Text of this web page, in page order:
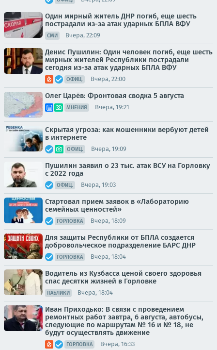
Один мирный житель ДНР погиб, еще шесть
пострадали из-за атак ударных БПЛА ВФУ
СМИ Вчера, 22:09
Денис Пушилин: Один человек погиб, еще шесть
мирных жителей Республики пострадали
сегодня из-за атак ударных БПЛА ВФУ
ОФИЦ. Вчера, 22:00
Олег Царёв: Фронтовая сводка 5 августа
МНЕНИЯ Вчера, 19:21
Скрытая угроза: как мошенники вербуют детей
в интернете
ОФИЦ. Вчера, 19:09
Пушилин заявил о 23 тыс. атак ВСУ на Горловку
с 2022 года
ОФИЦ. Вчера, 19:03
Стартовал прием заявок в «Лабораторию
семейных ценностей»
ГОРЛОВКА Вчера, 18:09
Для защиты Республики от БПЛА создается
добровольческое подразделение БАРС ДНР
ГОРЛОВКА Вчера, 18:04
Водитель из Кузбасса ценой своего здоровья
спас десятки жизней в Горловке
ПАБЛИКИ Вчера, 18:04
Иван Приходько: В связи с проведением
ремонтных работ завтра, 6 августа, автобусы,
следующие по маршрутам № 16 и № 18, не
будут осуществлять движение
ГОРЛОВКА Вчера, 16:33